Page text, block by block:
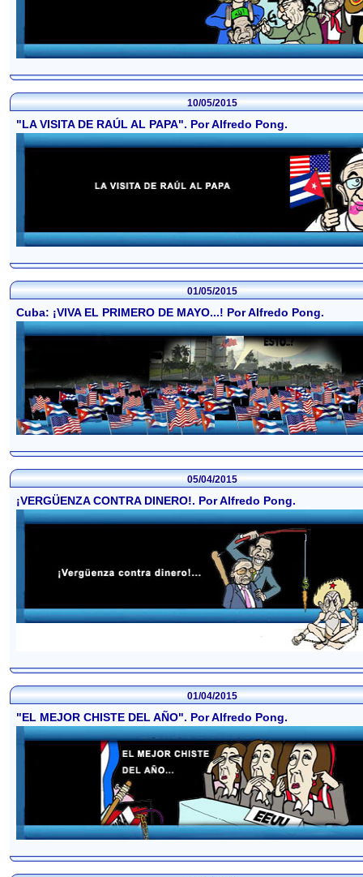
10/05/2015
"LA VISITA DE RAÚL AL PAPA". Por Alfredo Pong.
01/05/2015
Cuba: ¡VIVA EL PRIMERO DE MAYO...! Por Alfredo Pong.
05/04/2015
¡VERGÜENZA CONTRA DINERO!. Por Alfredo Pong.
01/04/2015
"EL MEJOR CHISTE DEL AÑO". Por Alfredo Pong.